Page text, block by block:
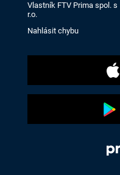
Vlastník FTV Prima spol. s
r.o.
Nahlásit chybu